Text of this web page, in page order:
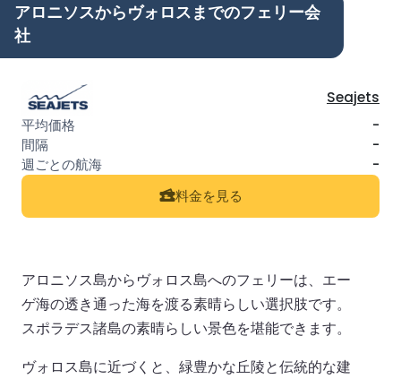
アロニソスからヴォロスまでのフェリー会
社
Seajets
-
-
-
料金を見る
アロニソス島からヴォロス島へのフェリーは、エー
ゲ海の透き通った海を渡る素晴らしい選択肢です。
スポラデス諸島の素晴らしい景色を堪能できます。
ヴォロス島に近づくと、緑豊かな丘陵と伝統的な建